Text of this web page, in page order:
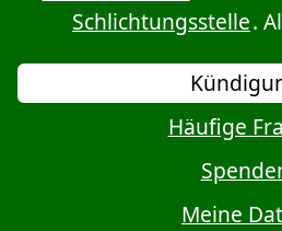
Schlichtungsstelle.
Häufige
Meine